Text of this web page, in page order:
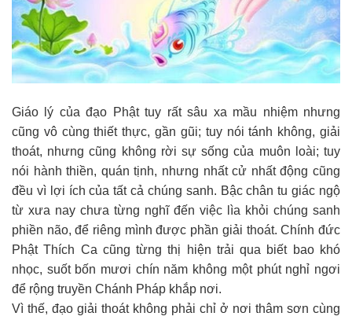
Giáo lý của đạo Phật tuy rất sâu xa mầu nhiệm nhưng
cũng vô cùng thiết thực, gần gũi; tuy nói tánh không, giải
thoát, nhưng cũng không rời sự sống của muôn loài; tuy
nói hành thiền, quán tịnh, nhưng nhất cử nhất động cũng
đều vì lợi ích của tất cả chúng sanh. Bậc chân tu giác ngộ
từ xưa nay chưa từng nghĩ đến việc lìa khỏi chúng sanh
phiền não, để riêng mình được phần giải thoát. Chính đức
Phật Thích Ca cũng từng thị hiện trải qua biết bao khó
nhọc, suốt bốn mươi chín năm không một phút nghỉ ngơi
để rộng truyền Chánh Pháp khắp nơi.
Vì thế, đạo giải thoát không phải chỉ ở nơi thâm sơn cùng